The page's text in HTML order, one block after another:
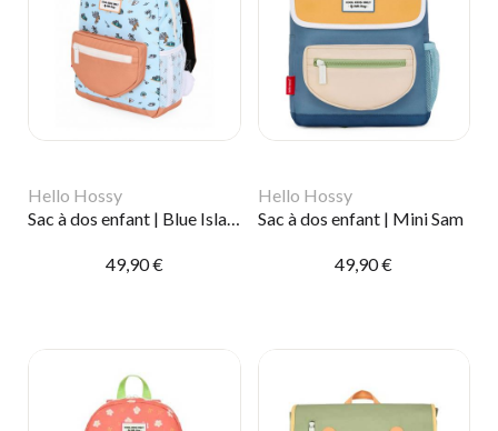
Hello Hossy
Sac à dos enfant | Blue Island
49,90 €
Hello Hossy
Sac à dos enfant | Mini Sam
49,90 €